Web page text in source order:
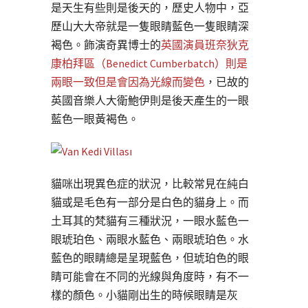
是天生有些則是後天的，歷史人物中，亞
歷山大大帝就是一隻眼睛藍色一隻眼睛深
褐色。飾演奇異博士的英國演員班奈狄克
康柏拜區（Benedict Cumberbatch）則是
兩眼一致但是會因為光線而變色 ，已故的
英國音樂人大衛鮑伊則是後天產生的一眼
藍色一眼黃褐色。
貓咪出現異色症的狀況，比較常見在純白
貓或是毛色有一部分是白色的貓身上。而
土耳其的梵貓有三種狀況，一眼水藍色一
眼琥珀色、兩眼水藍色、兩眼琥珀色。水
藍色的眼睛總是呈現藍色，但琥珀色的眼
睛可能會在不同的光線與角度時，有不一
樣的顏色。小貓剛出生的時候眼睛是灰